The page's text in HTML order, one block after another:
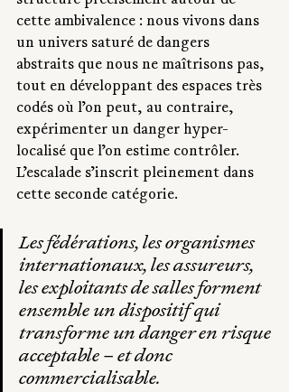
cette ambivalence : nous vivons dans
un univers saturé de dangers
abstraits que nous ne maîtrisons pas,
tout en développant des espaces très
codés où l’on peut, au contraire,
expérimenter un danger hyper-
localisé que l’on estime contrôler.
L’escalade s’inscrit pleinement dans
cette seconde catégorie.
Les fédérations, les organismes
internationaux, les assureurs,
les exploitants de salles forment
ensemble un dispositif qui
transforme un danger en risque
acceptable – et donc
commercialisable.